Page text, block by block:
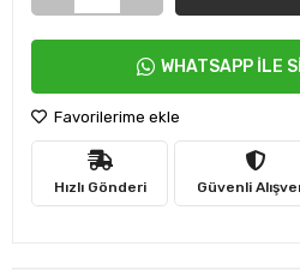
WHATSAPP İLE
Favorilerime ekle
Hızlı Gönderi Güvenli